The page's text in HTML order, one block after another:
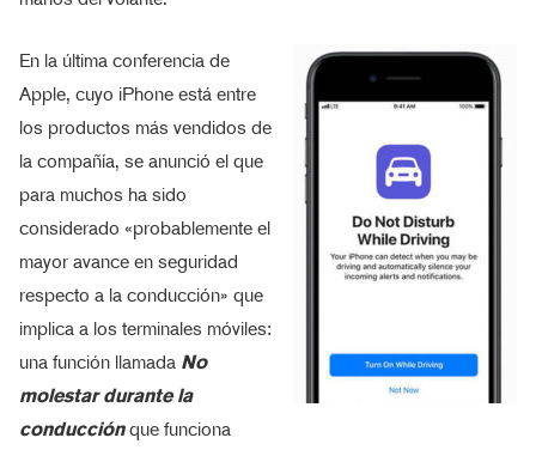
En la última conferencia de
Apple, cuyo iPhone está entre
los productos más vendidos de
la compañía, se anunció el que
para muchos ha sido
considerado «probablemente el
mayor avance en seguridad
respecto a la conducción» que
implica a los terminales móviles:
una función llamada No
molestar durante la
conducciónque funciona